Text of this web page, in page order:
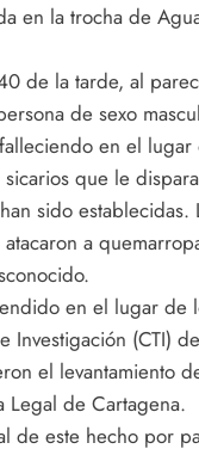
en la trocha de
de la tarde, al
de sexo
en el lugar
que le
sido establecidas.
a
en el lugar de
Investigación (CTI)
el levantamiento
de Cartagena.
de este hecho por